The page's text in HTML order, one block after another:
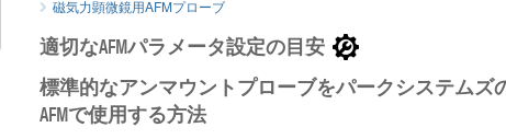
OPUS コバルトアロイ磁性膜コート AFM 探針のSEMイメージ Opus
磁気力顕微鏡用AFMプローブ
適切なAFMパラメータ設定の目安
標準的なアンマウントプローブをパークシステムズ
AFMで使用する方法